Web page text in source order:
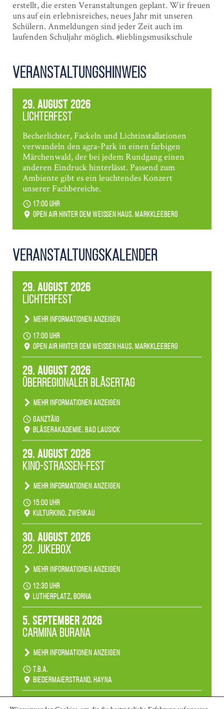
erstellt, die ersten Veranstaltungen geplant. Wir freuen
uns auf ein erlebnisreiches, neues Jahr mit unseren
Schülern. Anmeldungen sind jeder Zeit auch im
laufenden Schuljahr möglich. #lieblingsmusikschule
Veranstaltungshinweis
29. August 2026
Lichterfest
Becherlichter, Fackeln und Lichtinstallationen
verwandeln den agra-Park in einen farbigen
Märchenwald, der bei jedem Rundgang einen
anderen Eindruck hinterlässt. Passend zum
Ambiente gibt es ein leuchtendes Konzert
unserer Fachbereiche.
17:00 Uhr
Open Air hinter dem weißen Haus, Markkleeberg
Veranstaltungs­kalender
29. August 2026
Lichterfest
Mehr Informationen anzeigen
Becherlichter, Fackeln und Lichtinstallationen
verwandeln den agra-Park in einen farbigen
Märchenwald, der bei jedem Rundgang einen
Ambiente gibt es ein leuchtendes Konzert
unserer Fachbereiche.
17:00 Uhr
Open Air hinter dem weißen Haus, Markkleeberg
29. August 2026
Überregionaler Bläsertag
Mehr Informationen anzeigen
Teilnahme der Bläserklassen.
ganztäig
Bläserakademie, Bad Lausick
29. August 2026
Kino-Straßen-Fest
Mehr Informationen anzeigen
Konzert unserer Zwenkauer Schüler und
Schülerinnen zum Fest des Kulturkinos.
15:00 Uhr
Kulturkino, Zwenkau
30. August 2026
22. Jukebox
Mehr Informationen anzeigen
Anlässlicher der 775-Jahrfeier der Stadt Borna
spielen wir noch einmal unser aktuelles
Jukeboxprogramm zum Stadtfest.
12:30 Uhr
Lutherplatz, Borna
5. September 2026
Carmina Burana
Mehr Informationen anzeigen
Tanztheater der Quertänzer Borna.
t.b.a.
Biedermaierstrand, Hayna
Mehr Termine anzeigen